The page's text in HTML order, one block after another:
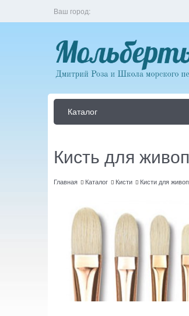
Ваш город:
Каталог
Кисть для
Главная Каталог Кисти Кисти для